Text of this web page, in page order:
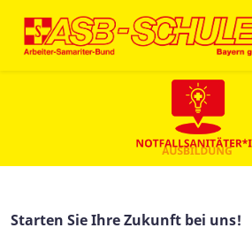
Starten Sie Ihre Zukunft bei uns!